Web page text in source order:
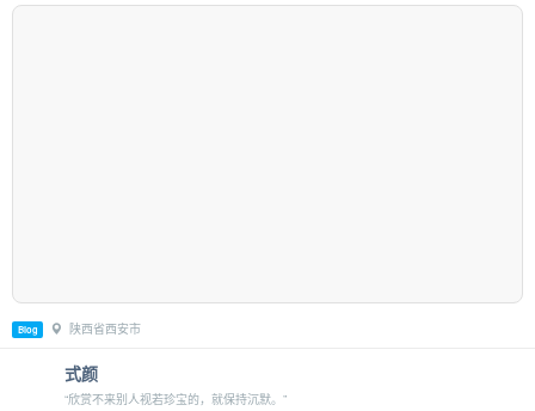
Blog 陕西省西安市
式颜
“欣赏不来别人视若珍宝的，就保持沉默。”